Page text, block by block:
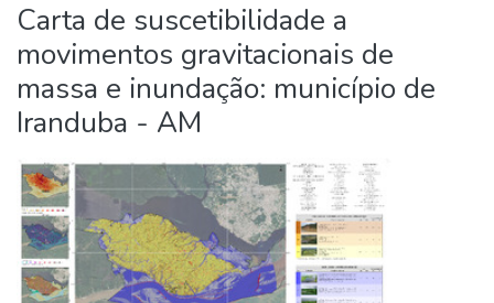
Carta de suscetibilidade a
movimentos gravitacionais de
massa e inundação: município de
Iranduba - AM